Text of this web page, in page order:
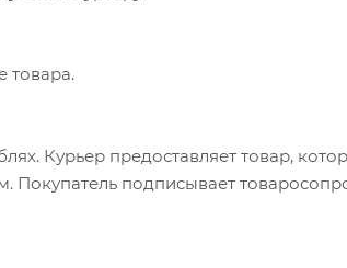
товара.
Курьер предоставляет товар,
Покупатель подписывает